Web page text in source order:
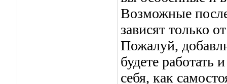
Возможные
зависят только
Пожалуй,
будете работать
себя, как